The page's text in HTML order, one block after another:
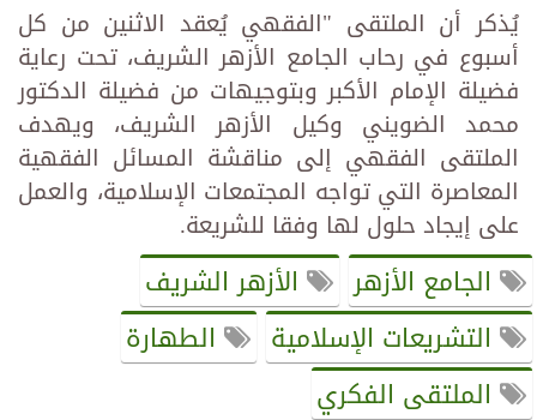
يُذكر أن الملتقى "الفقهي يُعقد الاثنين من كل
أسبوع في رحاب الجامع الأزهر الشريف، تحت رعاية
فضيلة الإمام الأكبر وبتوجيهات من فضيلة الدكتور
محمد الضويني وكيل الأزهر الشريف، ويهدف
الملتقى الفقهي إلى مناقشة المسائل الفقهية
المعاصرة التي تواجه المجتمعات الإسلامية، والعمل
على إيجاد حلول لها وفقا للشريعة.
الجامع الأزهر
الأزهر الشريف
التشريعات الإسلامية
الطهارة
الملتقى الفكري